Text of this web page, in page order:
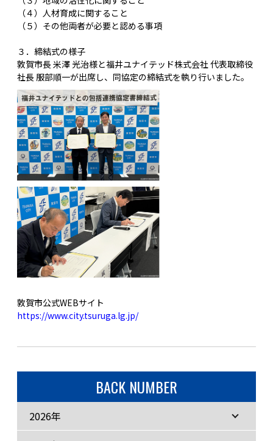
（４）人材育成に関すること
（５）その他両者が必要と認める事項
３．締結式の様子
敦賀市長 米澤 光治様と福井ユナイテッド株式会社 代表取締役
社長 服部順一が出席し、同協定の締結式を執り行いました。
敦賀市公式WEBサイト
https://www.city.tsuruga.lg.jp/
BACK NUMBER
2026年